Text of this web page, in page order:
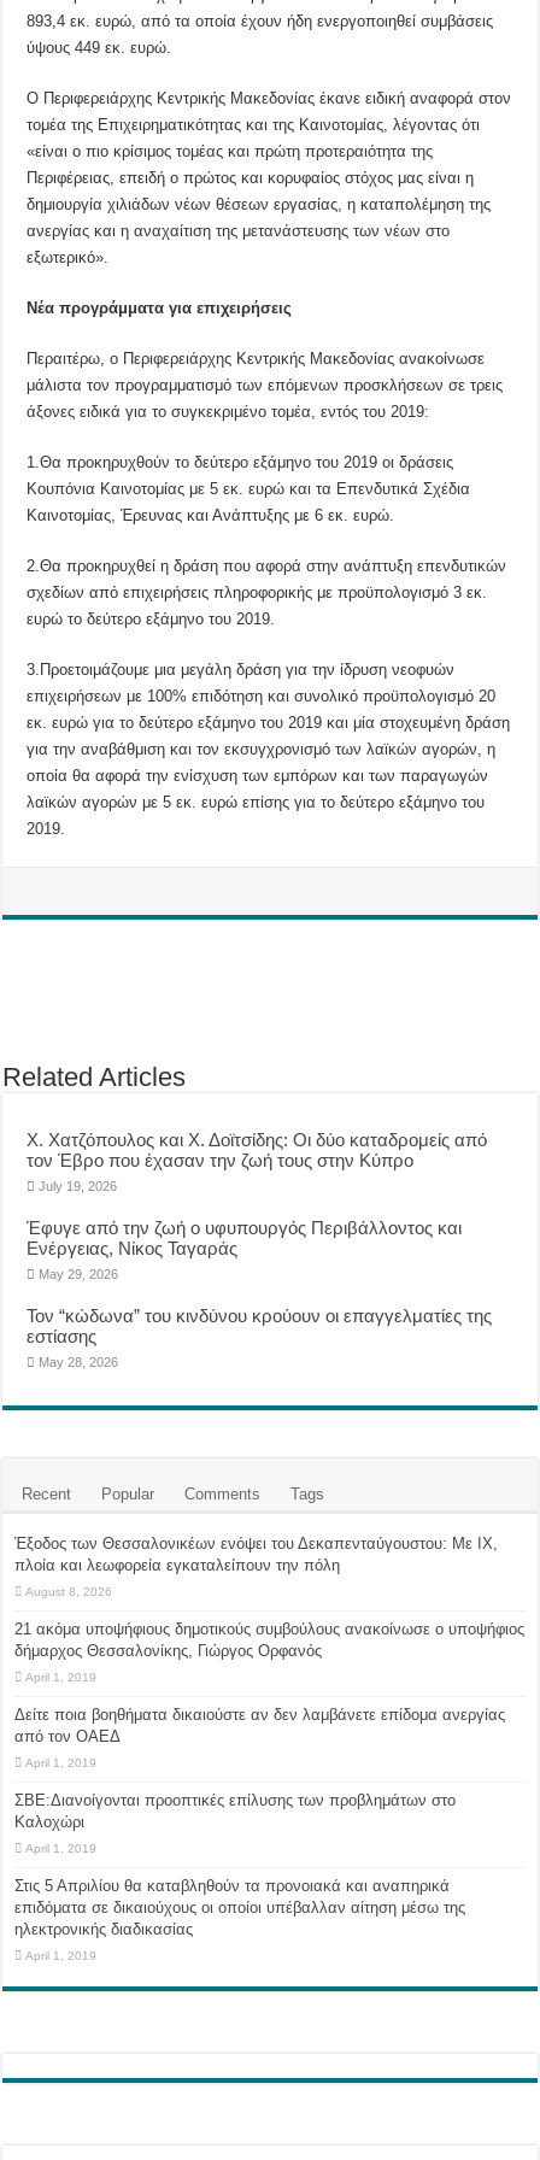
893,4 εκ. ευρώ, από τα οποία έχουν ήδη ενεργοποιηθεί συμβάσεις
ύψους 449 εκ. ευρώ.
Ο Περιφερειάρχης Κεντρικής Μακεδονίας έκανε ειδική αναφορά στον
τομέα της Επιχειρηματικότητας και της Καινοτομίας, λέγοντας ότι
«είναι ο πιο κρίσιμος τομέας και πρώτη προτεραιότητα της
Περιφέρειας, επειδή ο πρώτος και κορυφαίος στόχος μας είναι η
δημιουργία χιλιάδων νέων θέσεων εργασίας, η καταπολέμηση της
ανεργίας και η αναχαίτιση της μετανάστευσης των νέων στο
εξωτερικό».
Νέα προγράμματα για επιχειρήσεις
Περαιτέρω, ο Περιφερειάρχης Κεντρικής Μακεδονίας ανακοίνωσε
μάλιστα τον προγραμματισμό των επόμενων προσκλήσεων σε τρεις
άξονες ειδικά για το συγκεκριμένο τομέα, εντός του 2019:
1.Θα προκηρυχθούν το δεύτερο εξάμηνο του 2019 οι δράσεις
Κουπόνια Καινοτομίας με 5 εκ. ευρώ και τα Επενδυτικά Σχέδια
Καινοτομίας, Έρευνας και Ανάπτυξης με 6 εκ. ευρώ.
2.Θα προκηρυχθεί η δράση που αφορά στην ανάπτυξη επενδυτικών
σχεδίων από επιχειρήσεις πληροφορικής με προϋπολογισμό 3 εκ.
ευρώ το δεύτερο εξάμηνο του 2019.
3.Προετοιμάζουμε μια μεγάλη δράση για την ίδρυση νεοφυών
επιχειρήσεων με 100% επιδότηση και συνολικό προϋπολογισμό 20
εκ. ευρώ για το δεύτερο εξάμηνο του 2019 και μία στοχευμένη δράση
για την αναβάθμιση και τον εκσυγχρονισμό των λαϊκών αγορών, η
οποία θα αφορά την ενίσχυση των εμπόρων και των παραγωγών
λαϊκών αγορών με 5 εκ. ευρώ επίσης για το δεύτερο εξάμηνο του
2019.
Related Articles
Χ. Χατζόπουλος και Χ. Δοϊτσίδης: Οι δύο καταδρομείς από
τον Έβρο που έχασαν την ζωή τους στην Κύπρο
July 19, 2026
Έφυγε από την ζωή ο υφυπουργός Περιβάλλοντος και
Ενέργειας, Νίκος Ταγαράς
May 29, 2026
Τον “κώδωνα” του κινδύνου κρούουν οι επαγγελματίες της
εστίασης
May 28, 2026
Recent Popular Comments Tags
Έξοδος των Θεσσαλονικέων ενόψει του Δεκαπενταύγουστου: Με ΙΧ,
πλοία και λεωφορεία εγκαταλείπουν την πόλη
August 8, 2026
21 ακόμα υποψήφιους δημοτικούς συμβούλους ανακοίνωσε ο υποψήφιος
δήμαρχος Θεσσαλονίκης, Γιώργος Ορφανός
April 1, 2019
Δείτε ποια βοηθήματα δικαιούστε αν δεν λαμβάνετε επίδομα ανεργίας
από τον ΟΑΕΔ
April 1, 2019
ΣΒΕ:Διανοίγονται προοπτικές επίλυσης των προβλημάτων στο
Καλοχώρι
April 1, 2019
Στις 5 Απριλίου θα καταβληθούν τα προνοιακά και αναπηρικά
επιδόματα σε δικαιούχους οι οποίοι υπέβαλλαν αίτηση μέσω της
ηλεκτρονικής διαδικασίας
April 1, 2019